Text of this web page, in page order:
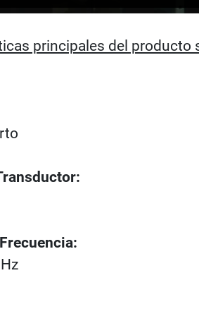
principales del producto